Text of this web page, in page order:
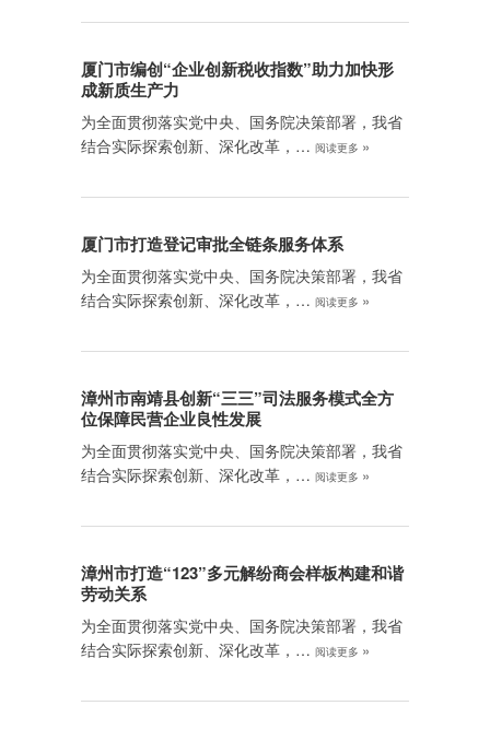
厦门市编创“企业创新税收指数”助力加快形
成新质生产力
为全面贯彻落实党中央、国务院决策部署，我省
结合实际探索创新、深化改革，… 阅读更多 »
厦门市打造登记审批全链条服务体系
为全面贯彻落实党中央、国务院决策部署，我省
结合实际探索创新、深化改革，… 阅读更多 »
漳州市南靖县创新“三三”司法服务模式全方
位保障民营企业良性发展
为全面贯彻落实党中央、国务院决策部署，我省
结合实际探索创新、深化改革，… 阅读更多 »
漳州市打造“123”多元解纷商会样板构建和谐
劳动关系
为全面贯彻落实党中央、国务院决策部署，我省
结合实际探索创新、深化改革，… 阅读更多 »